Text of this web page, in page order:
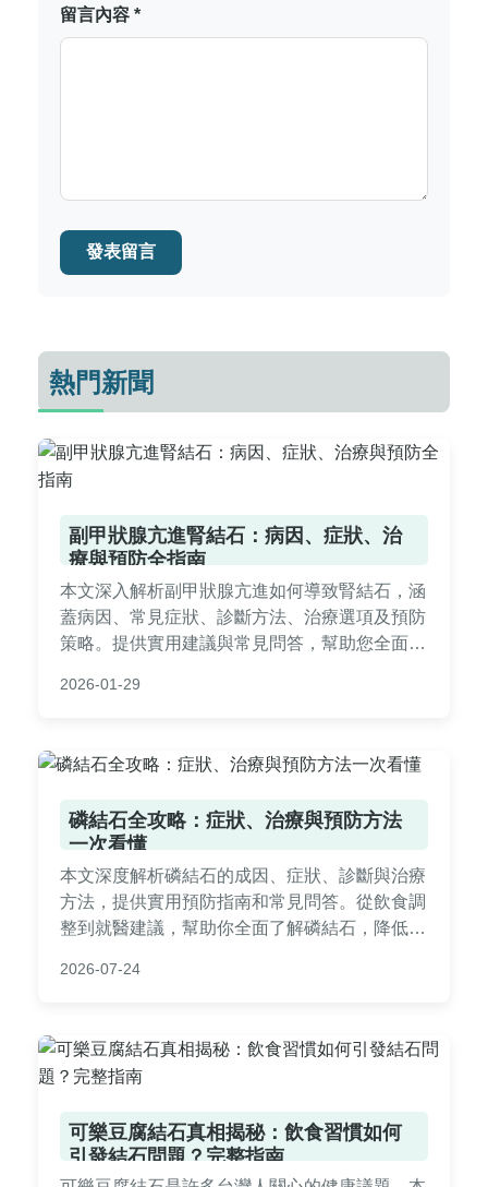
留言內容 *
發表留言
熱門新聞
副甲狀腺亢進腎結石：病因、症狀、治
療與預防全指南
本文深入解析副甲狀腺亢進如何導致腎結石，涵
蓋病因、常見症狀、診斷方法、治療選項及預防
策略。提供實用建議與常見問答，幫助您全面了
專業醫學知識，適合患者及家屬參考。
2026-01-29
磷結石全攻略：症狀、治療與預防方法
一次看懂
本文深度解析磷結石的成因、症狀、診斷與治療
方法，提供實用預防指南和常見問答。從飲食調
整到就醫建議，幫助你全面了解磷結石，降低復
相關困擾的讀者參考。
2026-07-24
可樂豆腐結石真相揭秘：飲食習慣如何
引發結石問題？完整指南